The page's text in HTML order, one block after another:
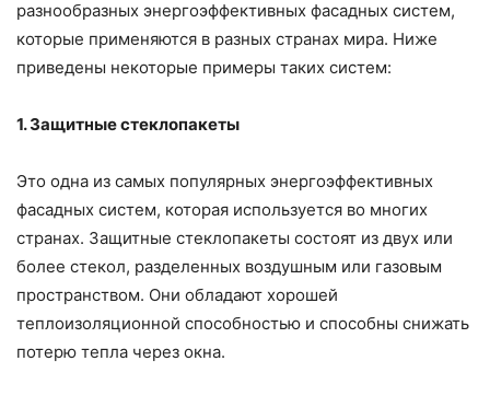
разнообразных энергоэффективных фасадных систем,
которые применяются в разных странах мира. Ниже
приведены некоторые примеры таких систем:
1. Защитные стеклопакеты
Это одна из самых популярных энергоэффективных
фасадных систем, которая используется во многих
странах. Защитные стеклопакеты состоят из двух или
более стекол, разделенных воздушным или газовым
пространством. Они обладают хорошей
теплоизоляционной способностью и способны снижать
потерю тепла через окна.